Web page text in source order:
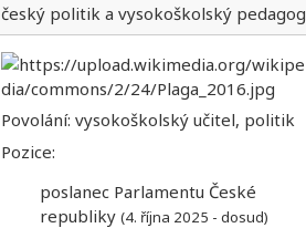
český politik a vysokoškolský pedagog
Povolání: vysokoškolský učitel, politik
Pozice:
poslanec Parlamentu České
republiky (4. října 2025 - dosud)